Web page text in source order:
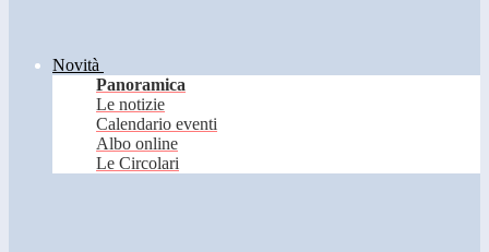
Novità
Panoramica
Le notizie
Calendario eventi
Albo online
Le Circolari